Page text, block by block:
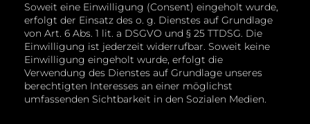
Soweit eine Einwilligung (Consent) eingeholt wurde,
erfolgt der Einsatz des o. g. Dienstes auf Grundlage
von Art. 6 Abs. 1 lit. a DSGVO und § 25 TTDSG. Die
Einwilligung ist jederzeit widerrufbar. Soweit keine
Einwilligung eingeholt wurde, erfolgt die
Verwendung des Dienstes auf Grundlage unseres
berechtigten Interesses an einer möglichst
umfassenden Sichtbarkeit in den Sozialen Medien.